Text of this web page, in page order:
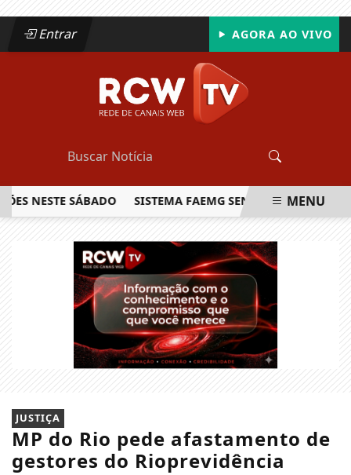
Entrar AGORA AO VIVO
SÁBADO SISTEMA FAEMG SENAR LANÇA OMENU
JUSTIÇA
MP do Rio pede afastamento de
gestores do Rioprevidência